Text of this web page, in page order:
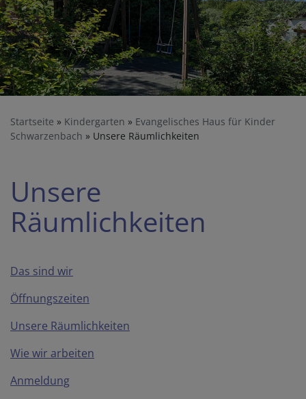
Startseite Kindergarten
Evangelisches Haus für Kinder
Schwarzenbach
Unsere Räumlichkeiten
Unsere
Räumlichkeiten
Das sind wir
Öffnungszeiten
Unsere Räumlichkeiten
Wie wir arbeiten
Anmeldung